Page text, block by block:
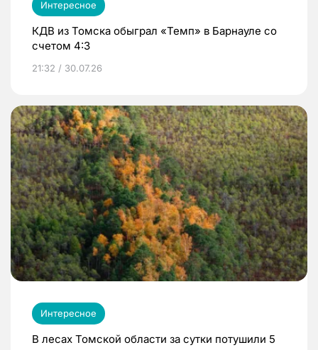
Интересное
КДВ из Томска обыграл «Темп» в Барнауле со
счетом 4:3
21:32 / 30.07.26
Интересное
В лесах Томской области за сутки потушили 5